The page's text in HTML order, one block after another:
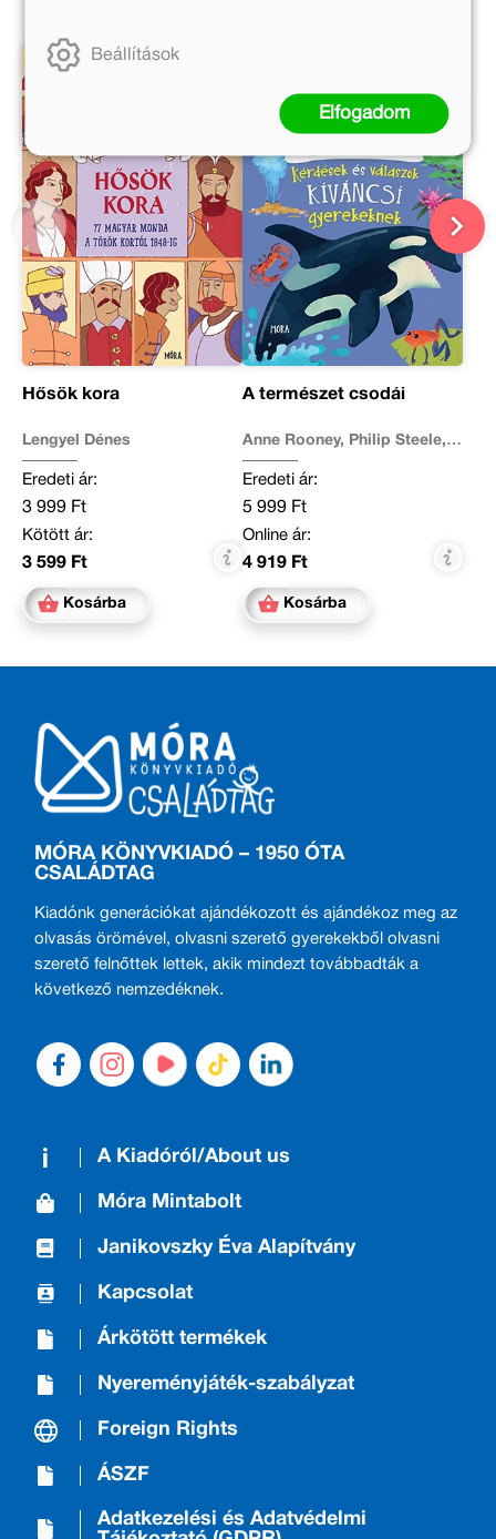
Hősök kora
Lengyel Dénes
Eredeti ár:
3 999 Ft
Kötött ár:
3 599 Ft
Kosárba
A természet csodái
Anne Rooney, Philip Steele,
Eredeti ár:
5 999 Ft
Online ár:
4 919 Ft
Kosárba
MÓRA KÖNYVKIADÓ – 1950 ÓTA
CSALÁDTAG
Kiadónk generációkat ajándékozott és ajándékoz meg az
olvasás örömével, olvasni szerető gyerekekből olvasni
szerető felnőttek lettek, akik mindezt továbbadták a
következő nemzedéknek.
A Kiadóról/About us
Móra Mintabolt
Janikovszky Éva Alapítvány
Kapcsolat
Árkötött termékek
Nyereményjáték-szabályzat
Foreign Rights
ÁSZF
Adatkezelési és Adatvédelmi
Beállítások
Elfogadom